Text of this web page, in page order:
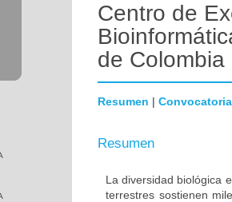
Centro de
de Colombia
Resumen | Convocatoria
Resumen
La diversidad biológica
terrestres sostienen